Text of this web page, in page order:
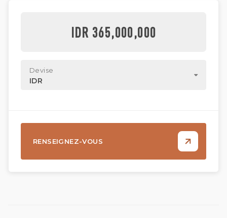
IDR 365,000,000
Devise
IDR
RENSEIGNEZ-VOUS